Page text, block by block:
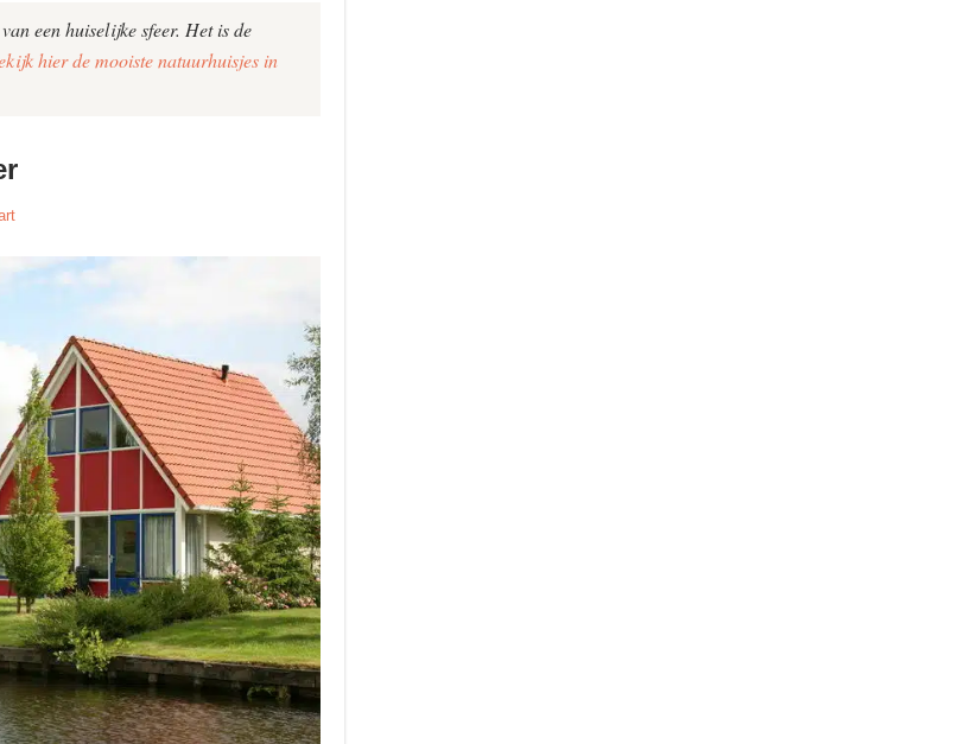
een huiselijke sfeer. Het is de
hier de mooiste natuurhuisjes in